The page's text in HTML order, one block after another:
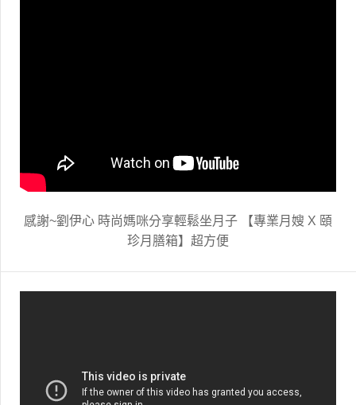
感謝~劉伊心 時尚媽咪分享輕鬆坐月子 【專業月嫂 X 頤
珍月膳箱】超方便